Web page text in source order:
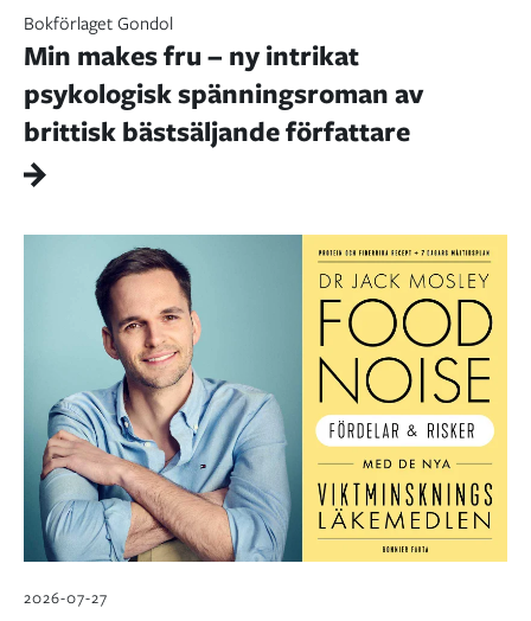
Bokförlaget Gondol
Min makes fru – ny intrikat
psykologisk spänningsroman av
brittisk bästsäljande författare
2026-07-27